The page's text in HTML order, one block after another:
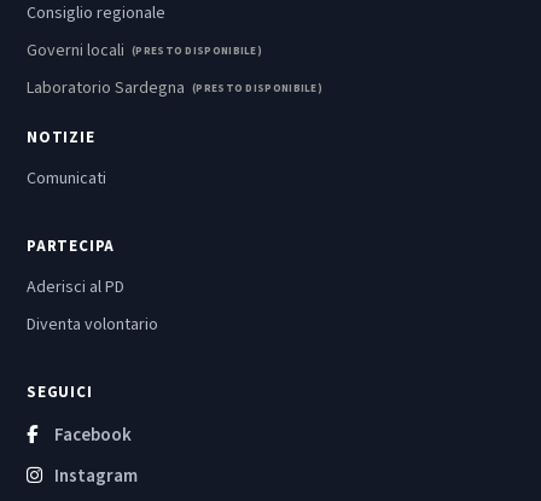
Consiglio regionale
Governi locali (PRESTO DISPONIBILE)
Laboratorio Sardegna (PRESTO DISPONIBILE)
NOTIZIE
Comunicati
PARTECIPA
Aderisci al PD
Diventa volontario
SEGUICI
Facebook
Instagram